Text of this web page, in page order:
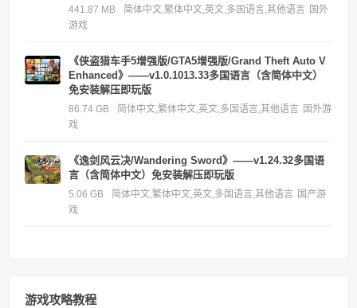
441.87 MB 简体中文,繁体中文,英文,多国语言,其他语言 国外
游戏
《侠盗猎车手5增强版/GTA5增强版/Grand Theft Auto V
Enhanced》——v1.0.1013.33多国语言（含简体中文）
免安装解压即玩版
86.74 GB 简体中文,繁体中文,英文,多国语言,其他语言 国外游
戏
《逸剑风云决/Wandering Sword》——v1.24.32多国语
言（含简体中文）免安装解压即玩版
5.06 GB 简体中文,繁体中文,英文,多国语言,其他语言 国产游
戏
游戏攻略教程